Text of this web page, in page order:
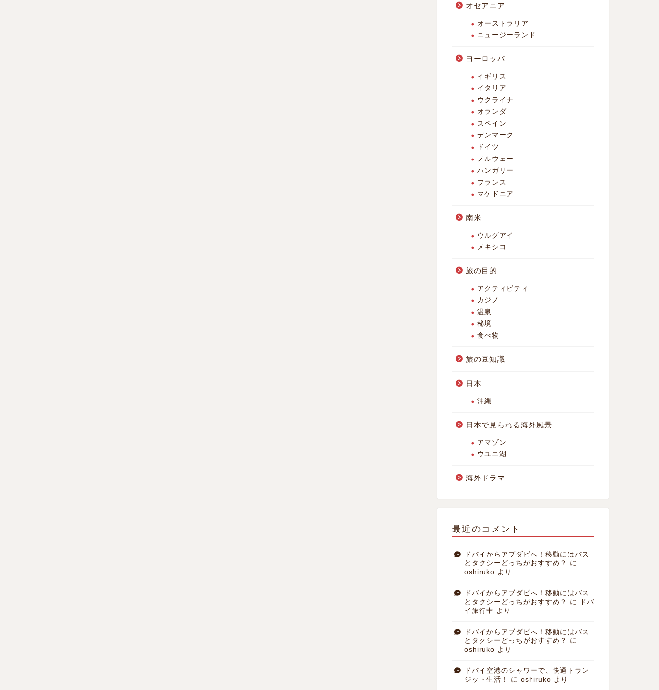
オセアニア
オーストラリア
ニュージーランド
ヨーロッパ
イギリス
イタリア
ウクライナ
オランダ
スペイン
デンマーク
ドイツ
ノルウェー
ハンガリー
フランス
マケドニア
南米
ウルグアイ
メキシコ
旅の目的
アクティビティ
カジノ
温泉
秘境
食べ物
旅の豆知識
日本
沖縄
日本で見られる海外風景
アマゾン
ウユニ湖
海外ドラマ
最近のコメント
ドバイからアブダビへ！移動にはバス
とタクシーどっちがおすすめ？
に
oshiruko より
ドバイからアブダビへ！移動にはバス
とタクシーどっちがおすすめ？
に
ドバ
イ旅行中 より
ドバイからアブダビへ！移動にはバス
とタクシーどっちがおすすめ？
に
oshiruko より
ドバイ空港のシャワーで、快適トラン
ジット生活！
に oshiruko より